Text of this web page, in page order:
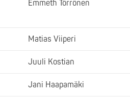
Emmeth Törrönen
Matias Viiperi
Juuli Kostian
Jani Haapamäki